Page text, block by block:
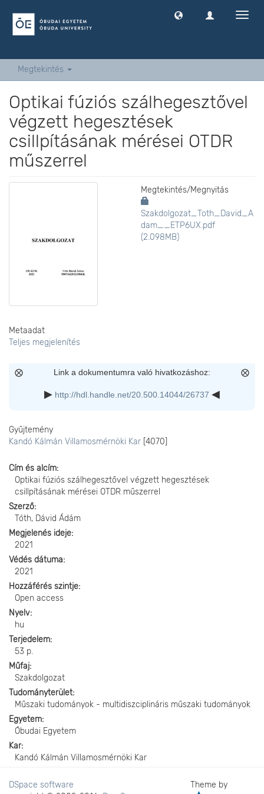
Megtekintés
Optikai fúziós szálhegesztővel
végzett hegesztések
csillpításának mérései OTDR
műszerrel
Megtekintés/Megnyitás
Szakdolgozat_Toth_David_A
dam__ETP6UX.pdf
(2.098MB)
Metaadat
Teljes megjelenítés
Link a dokumentumra való hivatkozáshoz:
http://hdl.handle.net/20.500.14044/26737
Gyűjtemény
Kandó Kálmán Villamosmérnöki Kar [4070]
Cím és alcím
Optikai fúziós szálhegesztővel végzett hegesztések
csillpításának mérései OTDR műszerrel
Szerző
Tóth, Dávid Ádám
Megjelenés ideje
2021
Védés dátuma
2021
Hozzáférés szintje
Open access
Nyelv
hu
Terjedelem
53 p.
Műfaj
Szakdolgozat
Tudományterület
Műszaki tudományok - multidiszciplináris műszaki tudományok
Egyetem
Óbudai Egyetem
Kar
Kandó Kálmán Villamosmérnöki Kar
DSpace software
Theme by